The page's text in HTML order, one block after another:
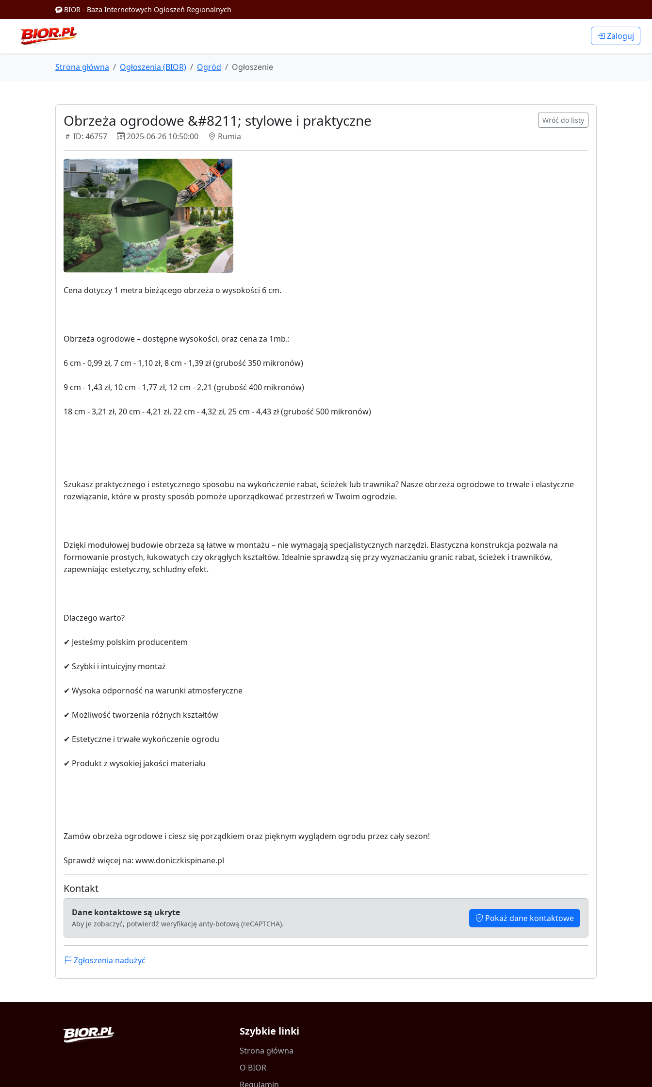
BIOR - Baza Internetowych Ogłoszeń Regionalnych
Zaloguj
Strona główna Ogłoszenia (BIOR) Ogród Ogłoszenie
Obrzeża ogrodowe &#8211; stylowe i praktyczne
ID: 46757 2025-06-26 10:50:00 Rumia
Wróć do listy
Cena dotyczy 1 metra bieżącego obrzeża o wysokości 6 cm.
Obrzeża ogrodowe – dostępne wysokości, oraz cena za 1mb.:
6 cm - 0,99 zł, 7 cm - 1,10 zł, 8 cm - 1,39 zł (grubość 350 mikronów)
9 cm - 1,43 zł, 10 cm - 1,77 zł, 12 cm - 2,21 (grubość 400 mikronów)
18 cm - 3,21 zł, 20 cm - 4,21 zł, 22 cm - 4,32 zł, 25 cm - 4,43 zł (grubość 500 mikronów)
Szukasz praktycznego i estetycznego sposobu na wykończenie rabat, ścieżek lub trawnika? Nasze obrzeża ogrodowe to trwałe i elastyczne
rozwiązanie, które w prosty sposób pomoże uporządkować przestrzeń w Twoim ogrodzie.
Dzięki modułowej budowie obrzeża są łatwe w montażu – nie wymagają specjalistycznych narzędzi. Elastyczna konstrukcja pozwala na
formowanie prostych, łukowatych czy okrągłych kształtów. Idealnie sprawdzą się przy wyznaczaniu granic rabat, ścieżek i trawników,
zapewniając estetyczny, schludny efekt.
Dlaczego warto?
✔ Jesteśmy polskim producentem
✔ Szybki i intuicyjny montaż
✔ Wysoka odporność na warunki atmosferyczne
✔ Możliwość tworzenia różnych kształtów
✔ Estetyczne i trwałe wykończenie ogrodu
✔ Produkt z wysokiej jakości materiału
Zamów obrzeża ogrodowe i ciesz się porządkiem oraz pięknym wyglądem ogrodu przez cały sezon!
Sprawdź więcej na: www.doniczkispinane.pl
Kontakt
Dane kontaktowe są ukryte
Aby je zobaczyć, potwierdź weryfikację anty-botową (reCAPTCHA).
Pokaż dane kontaktowe
Zgłoszenia nadużyć
Szybkie linki
Strona główna
O BIOR
Regulamin